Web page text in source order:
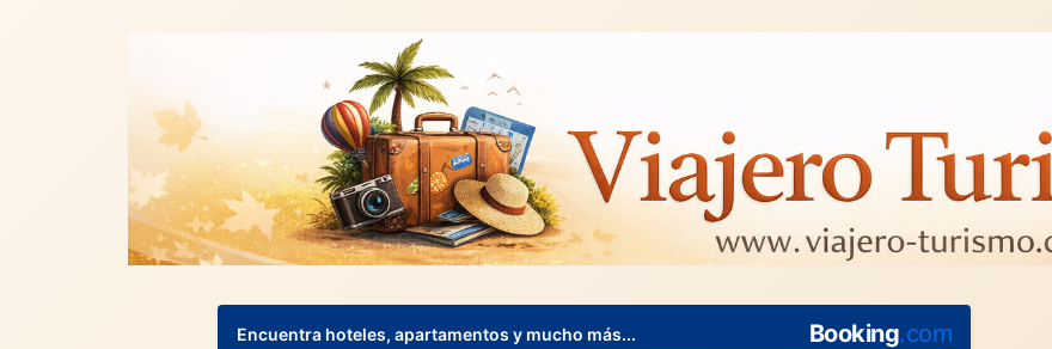
Encuentra hoteles, apartamentos y mucho más... Booking.com